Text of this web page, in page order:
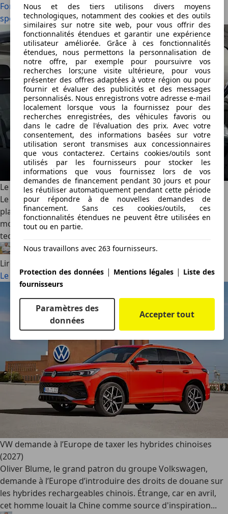
Ford soigne sa Puma avec deux nouvelles éditions
spéciales (2026)
Le Kia PV5 se décline en variante 7-places (2026)
Le Kia PV5 élargit sa gamme avec une inédite version 7-
places. Le monospace coréen électrique gagne en
modularité sans renoncer à son autonomie ni à ses
technologies.
Félix Bouland·06/08/2026·2 min lus
Lire la suite
Le Kia PV5 se décline en variante 7-places (2026)
VW demande à l’Europe de taxer les hybrides chinoises
(2027)
Oliver Blume, le grand patron du groupe Volkswagen,
demande à l’Europe d’introduire des droits de douane sur
les hybrides rechargeables chinois. Étrange, car en avril,
cet homme louait la Chine comme source d'inspiration...
Nous et des tiers utilisons divers moyens
technologiques, notamment des cookies et des outils
similaires sur notre site web, pour vous offrir des
fonctionnalités étendues et garantir une expérience
utilisateur améliorée. Grâce à ces fonctionnalités
étendues, nous permettons la personnalisation de
notre offre, par exemple pour poursuivre vos
recherches lors;une visite ultérieure, pour vous
présenter des offres adaptées à votre région ou pour
fournir et évaluer des publicités et des messages
personnalisés. Nous enregistrons votre adresse e-mail
localement lorsque vous la fournissez pour des
recherches enregistrées, des véhicules favoris ou
dans le cadre de l'évaluation des prix. Avec votre
consentement, des informations basées sur votre
utilisation seront transmises aux concessionnaires
que vous contacterez. Certains cookies/outils sont
utilisés par les fournisseurs pour stocker les
informations que vous fournissez lors de vos
demandes de financement pendant 30 jours et pour
les réutiliser automatiquement pendant cette période
pour répondre à de nouvelles demandes de
financement. Sans ces cookies/outils, ces
fonctionnalités étendues ne peuvent être utilisées en
tout ou en partie.
Nous travaillons avec 263 fournisseurs.
Protection des données | Mentions légales | Liste des
fournisseurs
Paramètres des
données
Accepter tout